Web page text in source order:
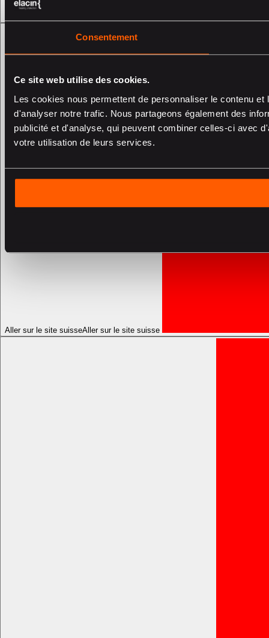
Consentement
Ce site web utilise des cookies.
Les cookies nous permettent de personnaliser le contenu
d'analyser notre trafic. Nous partageons également des
publicité et d'analyse, qui peuvent combiner celles-ci avec
votre utilisation de leurs services.
Aller sur le site suisseAller sur le site suisse